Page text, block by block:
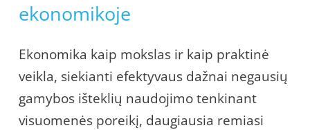
ekonomikoje
Ekonomika kaip mokslas ir kaip praktinė
veikla, siekianti efektyvaus dažnai negausių
gamybos išteklių naudojimo tenkinant
visuomenės poreikį, daugiausia remiasi